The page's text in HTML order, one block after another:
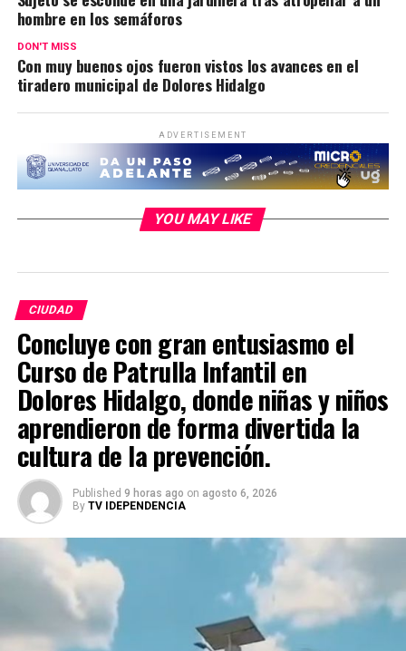
hombre en los semáforos
DON'T MISS
Con muy buenos ojos fueron vistos los avances en el
tiradero municipal de Dolores Hidalgo
ADVERTISEMENT
YOU MAY LIKE
CIUDAD
Concluye con gran entusiasmo el
Curso de Patrulla Infantil en
Dolores Hidalgo, donde niñas y niños
aprendieron de forma divertida la
cultura de la prevención.
Published 9 horas ago on agosto 6, 2026
By TV IDEPENDENCIA